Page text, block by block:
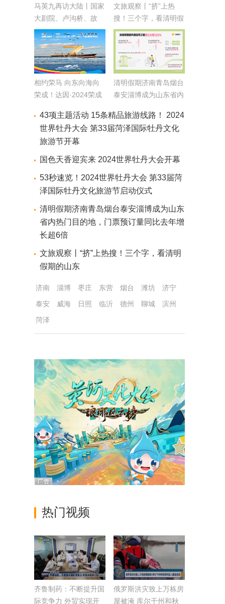
马英九再访大陆丨国家
大剧院、卢沟桥、故
宫……马英九率团开启
首访北京之旅
文旅观察丨“挤”上热
搜！三个字，看清明假
期的山东
相约荣马 向东向海向
荣成！达因·2024荣成
清明假期济南青岛烟台
泰安淄博成为山东省内
量同比去年增长超6倍
43项主题活动 15条精品旅游线路！ 2024
世界牡丹大会 第33届菏泽国际牡丹文化
旅游节开幕
国色天香迎宾来 2024世界牡丹大会开幕
53秒速览！2024世界牡丹大会 第33届菏
泽国际牡丹文化旅游节启动仪式
清明假期济南青岛烟台泰安淄博成为山东
省内热门目的地，门票预订量同比去年增
长超6倍
文旅观察丨“挤”上热搜！三个字，看清明
假期的山东
济南 淄博 枣庄 东营 烟台 潍坊
济宁
泰安
威海 日照 临沂 德州 聊城
滨州
菏泽
热门视频
齐鲁制药：不断提升国
际竞争力 外贸实现开
俄罗斯洪灾致上万栋房
屋被淹 库尔干州和秋